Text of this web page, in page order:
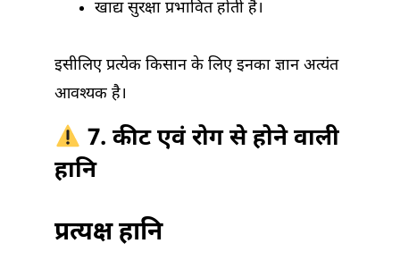
खाद्य सुरक्षा प्रभावित होती है।
इसीलिए प्रत्येक किसान के लिए इनका ज्ञान अत्यंत
आवश्यक है।
7. कीट एवं रोग से होने वाली
हानि
प्रत्यक्ष हानि